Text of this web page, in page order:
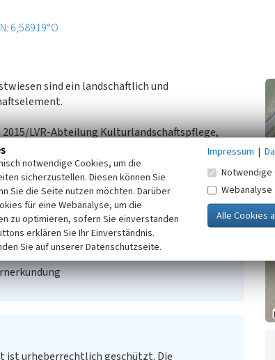
6,58919°O
sind ein landschaftlich und
LVR-Abteilung Kulturlandschaftspflege,
ist urheberrechtlich geschützt. Die
notwendige Cookies, um die
sicherzustellen. Diesen können Sie
Sie die Seite nutzen möchten. Darüber
für eine Webanalyse, um die
zu optimieren, sofern Sie einverstanden
erklären Sie Ihr Einverständnis.
Sie auf unserer Datenschutzseite.
Impressum |
Notwendige
Webanalyse